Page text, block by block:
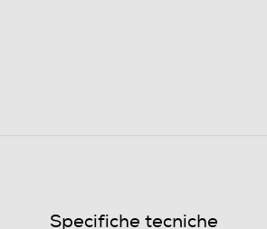
Specifiche tecniche